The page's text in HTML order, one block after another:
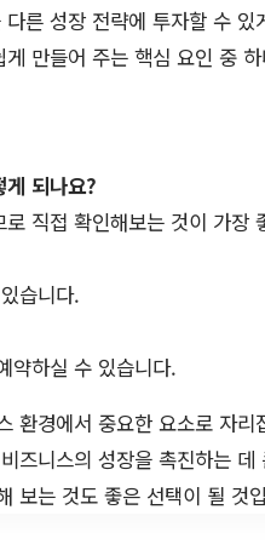
른 성장 전략에 투자할 수
만들어 주는 핵심 요인 중
되나요?
직접 확인해보는 것이 가장
습니다.
약하실 수 있습니다.
환경에서 중요한 요소로 자
즈니스의 성장을 촉진하는
보는 것도 좋은 선택이 될 것